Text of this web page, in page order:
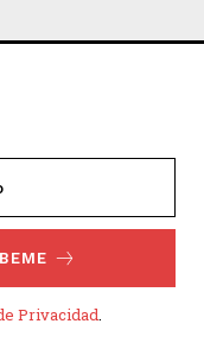
Privacidad.